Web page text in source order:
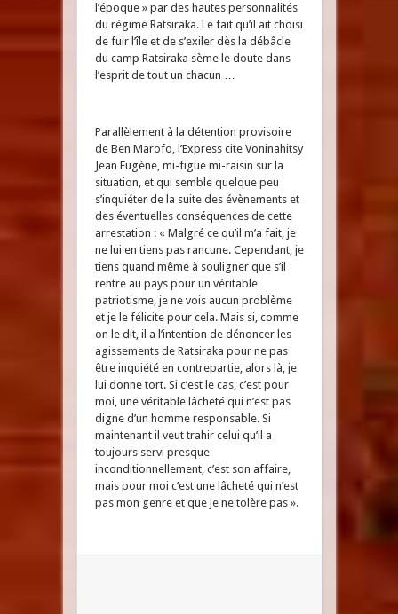
l’époque » par des hautes personnalités
du régime Ratsiraka. Le fait qu’il ait choisi
de fuir l’île et de s’exiler dès la débâcle
du camp Ratsiraka sème le doute dans
l’esprit de tout un chacun …
Parallèlement à la détention provisoire
de Ben Marofo, l’Express cite Voninahitsy
Jean Eugène, mi-figue mi-raisin sur la
situation, et qui semble quelque peu
s’inquiéter de la suite des évènements et
des éventuelles conséquences de cette
arrestation : « Malgré ce qu’il m’a fait, je
ne lui en tiens pas rancune. Cependant, je
tiens quand même à souligner que s’il
rentre au pays pour un véritable
patriotisme, je ne vois aucun problème
et je le félicite pour cela. Mais si, comme
on le dit, il a l’intention de dénoncer les
agissements de Ratsiraka pour ne pas
être inquiété en contrepartie, alors là, je
lui donne tort. Si c’est le cas, c’est pour
moi, une véritable lâcheté qui n’est pas
digne d’un homme responsable. Si
maintenant il veut trahir celui qu’il a
toujours servi presque
inconditionnellement, c’est son affaire,
mais pour moi c’est une lâcheté qui n’est
pas mon genre et que je ne tolère pas ».